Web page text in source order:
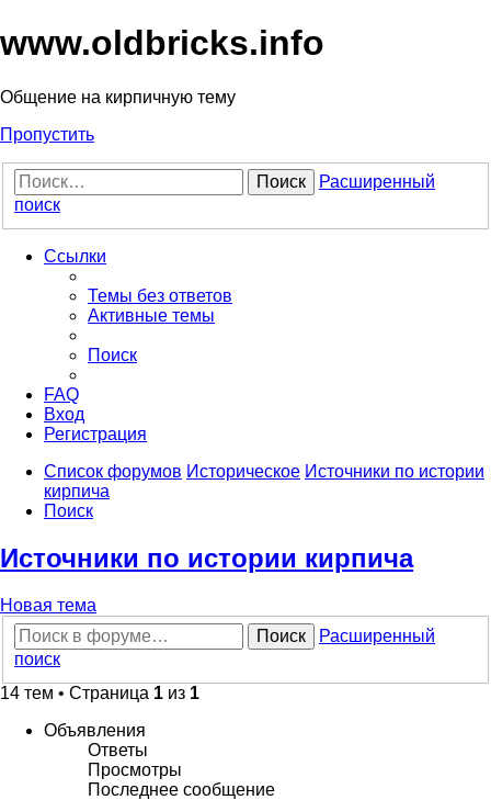
www.oldbricks.info
Общение на кирпичную тему
Пропустить
Поиск
Расширенный
поиск
Ссылки
Темы без ответов
Активные темы
Поиск
FAQ
Вход
Регистрация
Список форумов Историческое Источники по истории
кирпича
Поиск
Источники по истории кирпича
Новая тема
Поиск
Расширенный
поиск
14 тем • Страница 1 из 1
Объявления
Ответы
Просмотры
Последнее сообщение